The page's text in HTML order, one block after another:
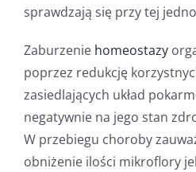
sprawdzają się przy tej
Zaburzenie homeostazy
poprzez redukcję
zasiedlających układ
negatywnie na jego stan
W przebiegu choroby
obniżenie ilości mikroflory